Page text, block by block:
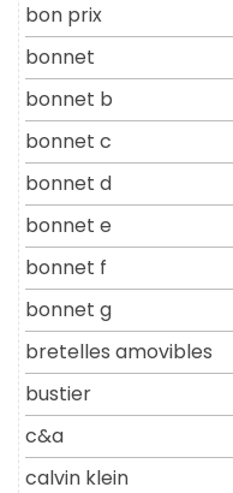
bon prix
bonnet
bonnet b
bonnet c
bonnet d
bonnet e
bonnet f
bonnet g
bretelles amovibles
bustier
c&a
calvin klein